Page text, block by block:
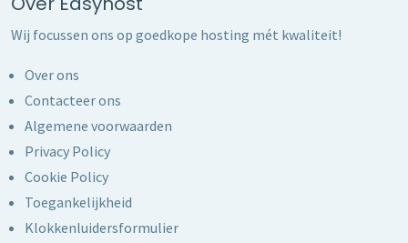
Wij focussen ons op goedkope hosting mét kwaliteit!
Over ons
Contacteer ons
Algemene voorwaarden
Privacy Policy
Cookie Policy
Toegankelijkheid
Klokkenluidersformulier